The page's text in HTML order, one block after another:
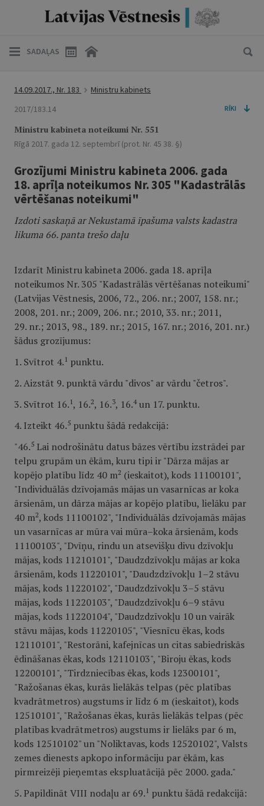
SADAĻAS
14.09.2017., Nr. 183
Ministru kabinets
2017/183.14
RĪKI
Ministru kabineta noteikumi Nr. 551
Rīgā 2017. gada 12. septembrī (prot. Nr. 45 38. §)
Grozījumi Ministru kabineta 2006. gada
18. aprīļa noteikumos Nr. 305 "Kadastrālās
vērtēšanas noteikumi"
Izdoti saskaņā ar Nekustamā īpašuma valsts kadastra
likuma 66. panta trešo daļu
Izdarīt Ministru kabineta 2006. gada 18. aprīļa
noteikumos Nr. 305 "Kadastrālās vērtēšanas noteikumi"
(Latvijas Vēstnesis, 2006, 72., 206. nr.; 2007, 158. nr.;
2008, 201. nr.; 2009, 206. nr.; 2010, 33. nr.; 2011,
29. nr.; 2013, 98., 189. nr.; 2015, 167. nr.; 2016, 201. nr.)
šādus grozījumus:
1. Svītrot 4. 1 punktu.
2. Aizstāt 9. punktā vārdu "divos" ar vārdu "četros".
3. Svītrot 16. 1 , 16.2, 16.3, 16.4un 17. punktu.
4. Izteikt 46.5 punktu šādā redakcijā:
"46.5 Lai nodrošinātu datus bāzes vērtību izstrādei par
telpu grupām un ēkām, kuru tipi ir "Dārza mājas ar
kopējo platību līdz 40 m2 (ieskaitot), kods 11100101",
"Individuālās dzīvojamās mājas un vasarnīcas ar koka
ārsienām, un dārza mājas ar kopējo platību, lielāku par
40 m2, kods 11100102", "Individuālās dzīvojamās mājas
un vasarnīcas ar mūra vai mūra–koka ārsienām, kods
11100103", "Dvīņu, rindu un atsevišķu divu dzīvokļu
mājas, kods 11210101", "Daudzdzīvokļu mājas ar koka
ārsienām, kods 11220101", "Daudzdzīvokļu 1–2 stāvu
mājas, kods 11220102", "Daudzdzīvokļu 3–5 stāvu
mājas, kods 11220103", "Daudzdzīvokļu 6–9 stāvu
mājas, kods 11220104", "Daudzdzīvokļu 10 un vairāk
stāvu mājas, kods 11220105", "Viesnīcu ēkas, kods
12110101", "Restorāni, kafejnīcas un citas sabiedriskās
ēdināšanas ēkas, kods 12110103", "Biroju ēkas, kods
12200101", "Tirdzniecības ēkas, kods 12300101",
"Ražošanas ēkas, kurās lielākās telpas (pēc platības
kvadrātmetros) augstums ir līdz 6 m (ieskaitot), kods
12510101", "Ražošanas ēkas, kurās lielākās telpas (pēc
platības kvadrātmetros) augstums ir lielāks par 6 m,
kods 12510102" un "Noliktavas, kods 12520102", Valsts
zemes dienests apkopo informāciju par ēkām, kas
pirmreizēji pieņemtas ekspluatācijā pēc 2000. gada."
5. Papildināt VIII nodaļu ar 69. 1 punktu šādā redakcijā: